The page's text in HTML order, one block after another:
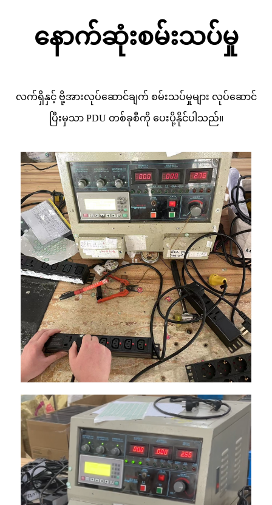
နောက်ဆုံးစမ်းသပ်မှု
လက်ရှိနှင့် ဗို့အားလုပ်ဆောင်ချက် စမ်းသပ်မှုများ လုပ်ဆောင်
ပြီးမှသာ PDU တစ်ခုစီကို ပေးပို့နိုင်ပါသည်။